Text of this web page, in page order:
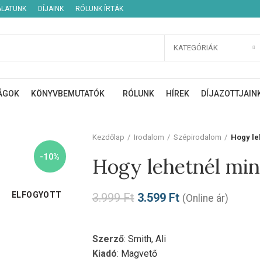
DÍJAINK RÓLUNK ÍRTÁK
KATEGÓRIÁK
KÖNYVBEMUTATÓK RÓLUNK HÍREK
-10%
ELFOGYOTT
Kezdőlap
Irodalom Szépirodalom Hogy
Hogy lehetnél
3.999Ft 3.599 Ft (Online ár)
Szerző: Smith, Ali
Kiadó: Magvető